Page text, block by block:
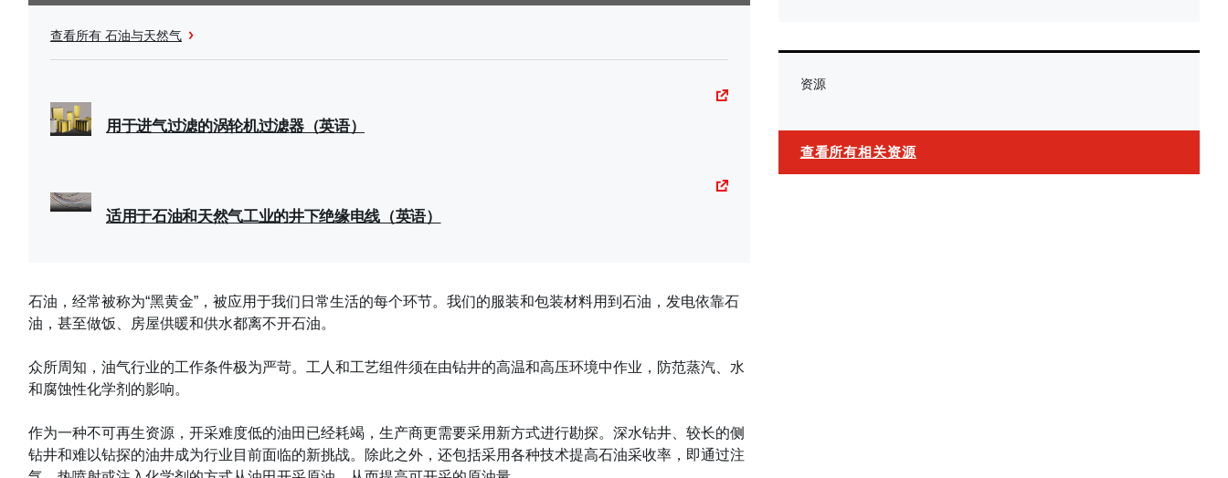
查看所有 石油与天然气
用于进气过滤的涡轮机过滤器（英语）
适用于石油和天然气工业的井下绝缘电线（英语）
石油，经常被称为“黑黄金”，被应用于我们日常生活的每个环节。我们的服装和包装材料用到石油，发电依靠石
油，甚至做饭、房屋供暖和供水都离不开石油。
众所周知，油气行业的工作条件极为严苛。工人和工艺组件须在由钻井的高温和高压环境中作业，防范蒸汽、水
和腐蚀性化学剂的影响。
作为一种不可再生资源，开采难度低的油田已经耗竭，生产商更需要采用新方式进行勘探。深水钻井、较长的侧
钻井和难以钻探的油井成为行业目前面临的新挑战。除此之外，还包括采用各种技术提高石油采收率，即通过注
资源
查看所有相关资源